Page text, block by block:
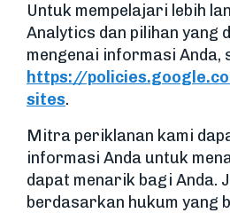
Untuk mempelajari lebih
Analytics dan pilihan yang
mengenai informasi Anda,
https://
sites.
Mitra periklanan kami
informasi Anda untuk
dapat menarik bagi Anda.
berdasarkan hukum yang